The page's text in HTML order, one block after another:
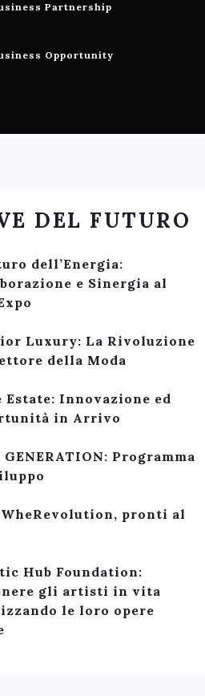
Partnership
Opportunity
DEL FUTURO
dell’Energia:
e Sinergia al
Luxury: La Rivoluzione
della Moda
Estate: Innovazione ed
in Arrivo
GENERATION: Programma
WheRevolution, pronti al
Hub Foundation:
gli artisti in vita
le loro opere